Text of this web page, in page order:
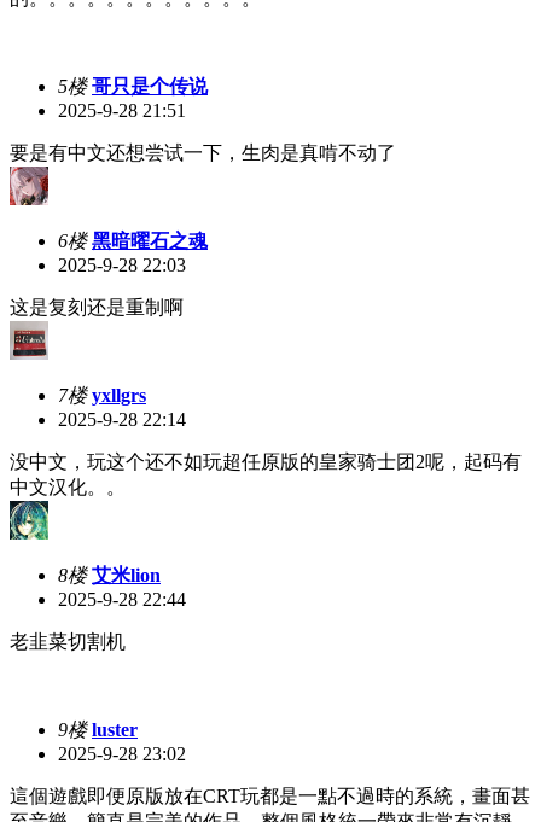
5楼 哥只是个传说
2025-9-28 21:51
要是有中文还想尝试一下，生肉是真啃不动了
6楼 黑暗曜石之魂
2025-9-28 22:03
这是复刻还是重制啊
7楼 yxllgrs
2025-9-28 22:14
没中文，玩这个还不如玩超任原版的皇家骑士团2呢，起码有
中文汉化。。
8楼 艾米lion
2025-9-28 22:44
老韭菜切割机
9楼 luster
2025-9-28 23:02
這個遊戲即便原版放在CRT玩都是一點不過時的系統，畫面甚